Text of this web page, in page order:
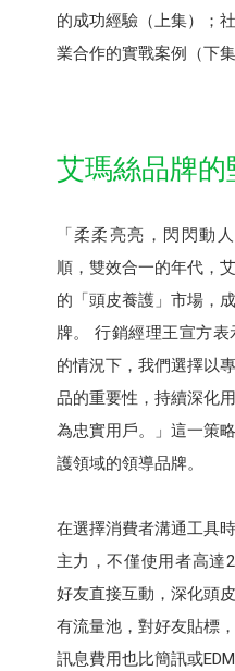
的成功經驗（上集）；
業合作的實戰案例（下集
艾瑪絲品牌的
「柔柔亮亮，閃閃動
順，雙效合一的年代，
的「頭皮養護」市場，
牌。 行銷經理王宣方
的情況下，我們選擇以
品的重要性，持續深化
為忠實用戶。」這一策
護領域的領導品牌。
在選擇消費者溝通工具
主力，不僅使用者高達
好友直接互動，深化頭
有流量池，對好友貼標
訊息費用也比簡訊或